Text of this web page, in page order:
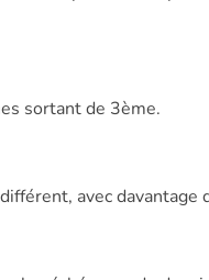
sortant de 3ème.
avec